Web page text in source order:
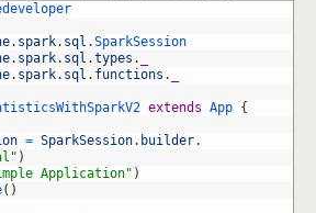
. spark. sql .SparkSession
. spark. sql .types .
. spark. sql . functions .
extends App {
= SparkSession. builder.
)
Application" )
( )